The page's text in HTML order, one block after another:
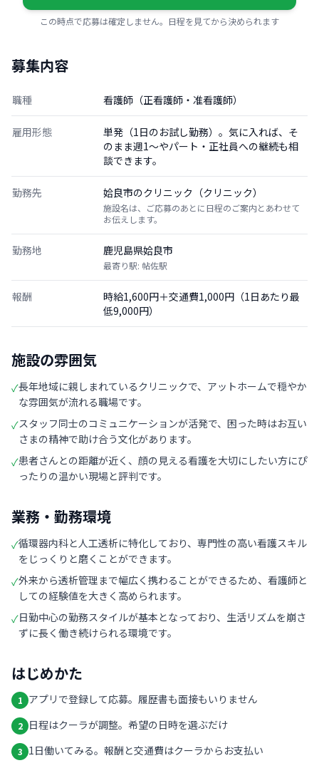
この時点で応募は確定しません。日程を見てから決められます
募集内容
職種 看護師（正看護師・准看護師）
雇用形態
単発（1日のお試し勤務）。気に入れば、そ
のまま週1〜やパート・正社員への継続も相
談できます。
勤務先 姶良市のクリニック（クリニック）
施設名は、ご応募のあとに日程のご案内とあわせて
お伝えします。
勤務地 鹿児島県姶良市
最寄り駅: 帖佐駅
報酬
時給1,600円＋交通費1,000円（1日あたり最
低9,000円）
施設の雰囲気
✓長年地域に親しまれているクリニックで、アットホームで穏やか
な雰囲気が流れる職場です。
✓スタッフ同士のコミュニケーションが活発で、困った時はお互い
さまの精神で助け合う文化があります。
✓患者さんとの距離が近く、顔の見える看護を大切にしたい方にぴ
ったりの温かい現場と評判です。
業務・勤務環境
✓循環器内科と人工透析に特化しており、専門性の高い看護スキル
をじっくりと磨くことができます。
✓外来から透析管理まで幅広く携わることができるため、看護師と
しての経験値を大きく高められます。
✓日勤中心の勤務スタイルが基本となっており、生活リズムを崩さ
ずに長く働き続けられる環境です。
はじめかた
1 アプリで登録して応募。履歴書も面接もいりません
2 日程はクーラが調整。希望の日時を選ぶだけ
3 1日働いてみる。報酬と交通費はクーラからお支払い